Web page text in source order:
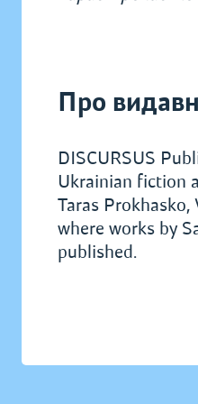
Про
DISCURSUS
Ukrainian fiction
Taras
where works by
published.